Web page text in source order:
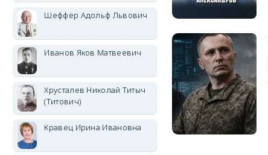
Шеффер Адольф Львович
Иванов Яков Матвеевич
Хрусталев Николай Титыч
(Титович)
Кравец Ирина Ивановна